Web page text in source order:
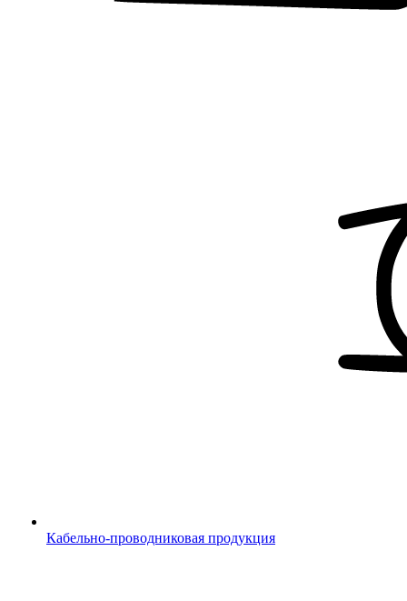
Кабельно-проводниковая продукция